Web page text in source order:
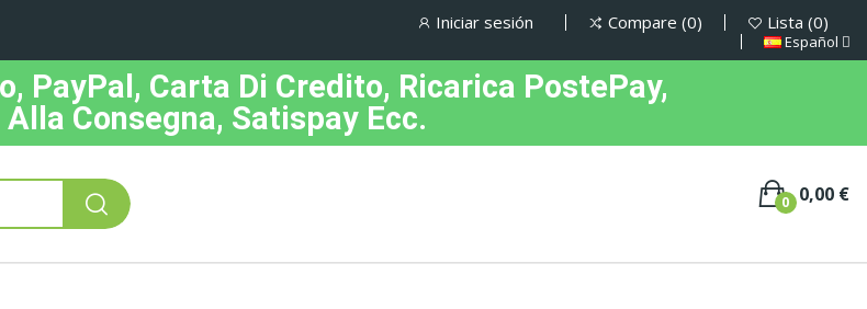
Iniciar sesión Compare 0 Lista 0
Español
PayPal, Carta Di Credito, Ricarica PostePay,
Consegna, Satispay Ecc.
0,00 €
0